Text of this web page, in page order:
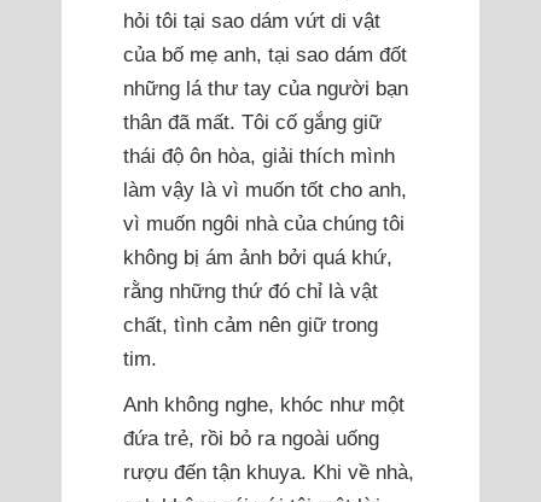
hỏi tôi tại sao dám vứt di vật
của bố mẹ anh, tại sao dám đốt
những lá thư tay của người bạn
thân đã mất. Tôi cố gắng giữ
thái độ ôn hòa, giải thích mình
làm vậy là vì muốn tốt cho anh,
vì muốn ngôi nhà của chúng tôi
không bị ám ảnh bởi quá khứ,
rằng những thứ đó chỉ là vật
chất, tình cảm nên giữ trong
tim.
Anh không nghe, khóc như một
đứa trẻ, rồi bỏ ra ngoài uống
rượu đến tận khuya. Khi về nhà,